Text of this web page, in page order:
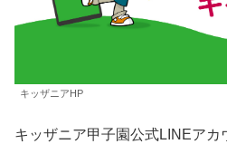
キッザニアHP
キッザニア甲子園公式LINEアカ